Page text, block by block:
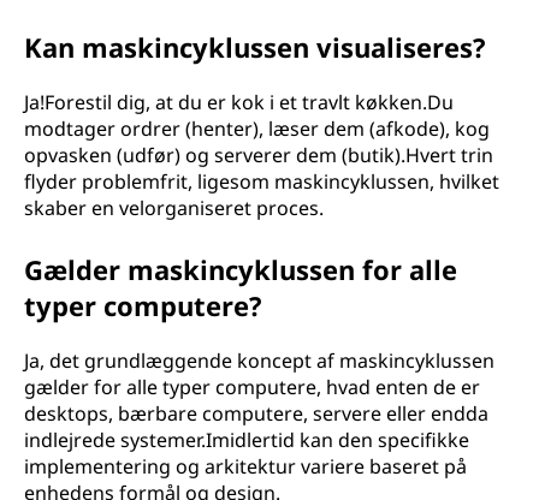
Kan maskincyklussen visualiseres?
Ja!Forestil dig, at du er kok i et travlt køkken.Du
modtager ordrer (henter), læser dem (afkode), kog
opvasken (udfør) og serverer dem (butik).Hvert trin
flyder problemfrit, ligesom maskincyklussen, hvilket
skaber en velorganiseret proces.
Gælder maskincyklussen for alle
typer computere?
Ja, det grundlæggende koncept af maskincyklussen
gælder for alle typer computere, hvad enten de er
desktops, bærbare computere, servere eller endda
indlejrede systemer.Imidlertid kan den specifikke
implementering og arkitektur variere baseret på
enhedens formål og design.